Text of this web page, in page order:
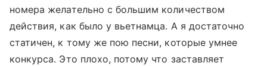
номера желательно с большим количеством
действия, как было у вьетнамца. А я достаточно
статичен, к тому же пою песни, которые умнее
конкурса. Это плохо, потому что заставляет